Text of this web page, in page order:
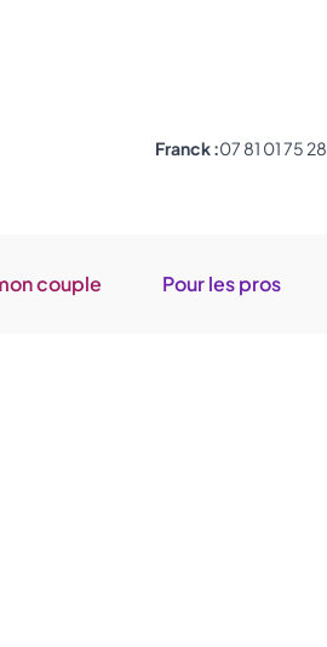
Franck :07 81 01 75 28
couple Pour les pros